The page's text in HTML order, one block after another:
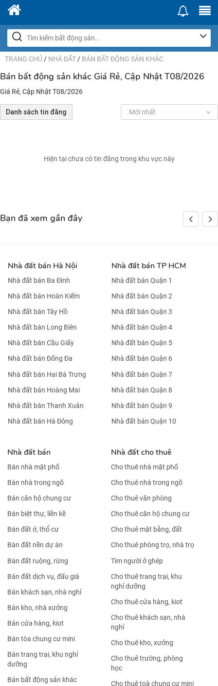
TRANG CHỦ / NHÀ ĐẤT / BÁN BẤT ĐỘNG SẢN KHÁC
Bán bất động sản khác Giá Rẻ, Cập Nhật T08/2026
Giá Rẻ, Cập Nhật T08/2026
Danh sách tin đăng Mới nhất
Hiện tại chưa có tin đăng trong khu vực này
Bạn đã xem gần đây
Nhà đất bán Hà Nội
Nhà đất bán Ba Đình
Nhà đất bán Hoàn Kiếm
Nhà đất bán Tây Hồ
Nhà đất bán Long Biên
Nhà đất bán Cầu Giấy
Nhà đất bán Đống Đa
Nhà đất bán Hai Bà Trưng
Nhà đất bán Hoàng Mai
Nhà đất bán Thanh Xuân
Nhà đất bán Hà Đông
Nhà đất bán TP HCM
Nhà đất bán Quận 1
Nhà đất bán Quận 2
Nhà đất bán Quận 3
Nhà đất bán Quận 4
Nhà đất bán Quận 5
Nhà đất bán Quận 6
Nhà đất bán Quận 7
Nhà đất bán Quận 8
Nhà đất bán Quận 9
Nhà đất bán Quận 10
Nhà đất bán
Bán nhà mặt phố
Bán nhà trong ngõ
Bán căn hộ chung cư
Bán biệt thự, liền kề
Bán đất ở, thổ cư
Bán đất nền dự án
Bán đất ruộng, rừng
Bán đất dịch vụ, đấu giá
Bán khách sạn, nhà nghỉ
Bán kho, nhà xưởng
Bán cửa hàng, kiot
Bán tòa chung cư mini
Bán trang trại, khu nghỉ
dưỡng
Bán bất động sản khác
Nhà đất cho thuê
Cho thuê nhà mặt phố
Cho thuê nhà trong ngõ
Cho thuê văn phòng
Cho thuê căn hộ chung cư
Cho thuê mặt bằng, đất
Cho thuê phòng trọ, nhà trọ
Tìm người ở ghép
Cho thuê trang trại, khu
nghỉ dưỡng
Cho thuê cửa hàng, kiot
Cho thuê khách sạn, nhà
nghỉ
Cho thuê kho, xưởng
Cho thuê trường, phòng
học
Cho thuê toà chung cư mini